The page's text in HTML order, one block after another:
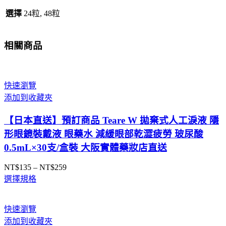
選擇 24粒, 48粒
相關商品
快速瀏覽
添加到收藏夾
【日本直送】預訂商品 Teare W 拋棄式人工淚液 隱
形眼鏡裝戴液 眼藥水 減緩眼部乾澀疲勞 玻尿酸
0.5mL×30支/盒裝 大阪實體藥妝店直送
NT$135 – NT$259價
選擇規格
快速瀏覽
添加到收藏夾